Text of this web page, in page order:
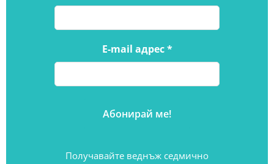
E-mail адрес*
Получавайте веднъж седмично